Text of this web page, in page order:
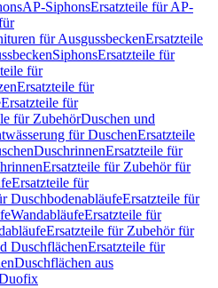
AP-SiphonsErsatzteile für AP-
für AusgussbeckenErsatzteile
SiphonsErsatzteile für
für
Ersatzteile für
Ersatzteile für
für ZubehörDuschen und
für DuschenErsatzteile
DuschrinnenErsatzteile für
Ersatzteile für Zubehör für
Ersatzteile für
DuschbodenabläufeErsatzteile für
WandabläufeErsatzteile für
Ersatzteile für Zubehör für
DuschflächenErsatzteile für
Duschflächen aus